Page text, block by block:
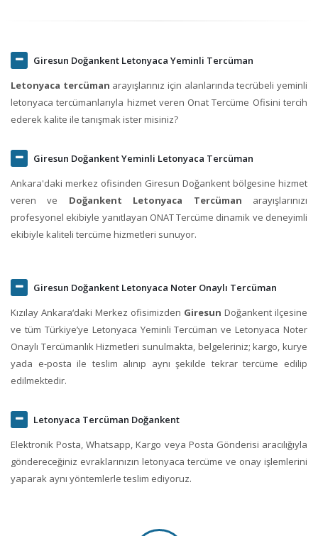
Giresun Doğankent Letonyaca Yeminli Tercüman
Letonyaca tercüman arayışlarınız için alanlarında tecrübeli yeminli
letonyaca tercümanlarıyla hizmet veren Onat Tercüme Ofisini tercih
ederek kalite ile tanışmak ister misiniz?
Giresun Doğankent Yeminli Letonyaca Tercüman
Ankara'daki merkez ofisinden Giresun Doğankent bölgesine hizmet
veren ve Doğankent Letonyaca Tercüman arayışlarınızı
profesyonel ekibiyle yanıtlayan ONAT Tercüme dinamik ve deneyimli
ekibiyle kaliteli tercüme hizmetleri sunuyor.
Giresun Doğankent Letonyaca Noter Onaylı Tercüman
Kızılay Ankara‘daki Merkez ofisimizden Giresun Doğankent ilçesine
ve tüm Türkiye’ye Letonyaca Yeminli Tercüman ve Letonyaca Noter
Onaylı Tercümanlık Hizmetleri sunulmakta, belgeleriniz; kargo, kurye
yada e-posta ile teslim alınıp aynı şekilde tekrar tercüme edilip
edilmektedir.
Letonyaca Tercüman Doğankent
Elektronik Posta, Whatsapp, Kargo veya Posta Gönderisi aracılığıyla
göndereceğiniz evraklarınızın letonyaca tercüme ve onay işlemlerini
yaparak aynı yöntemlerle teslim ediyoruz.